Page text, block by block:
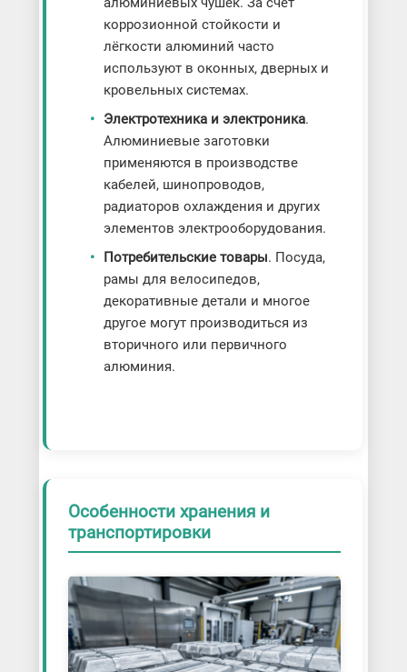
коррозионной стойкости и
лёгкости алюминий часто
используют в оконных, дверных и
кровельных системах.
Электротехника и электроника.
Алюминиевые заготовки
применяются в производстве
кабелей, шинопроводов,
радиаторов охлаждения и других
элементов электрооборудования.
Потребительские товары. Посуда,
рамы для велосипедов,
декоративные детали и многое
другое могут производиться из
вторичного или первичного
алюминия.
Особенности хранения и
транспортировки